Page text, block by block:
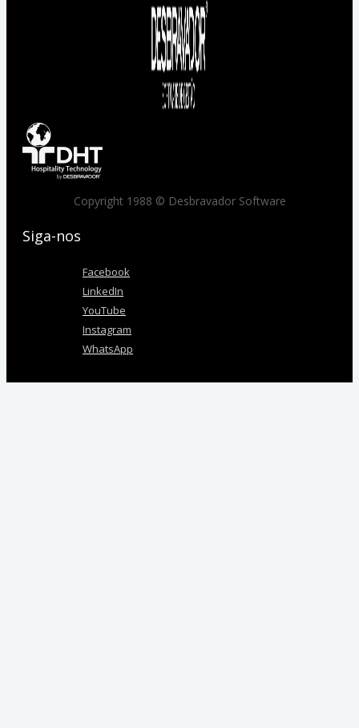
Copyright 1988 © Desbravador Software
Siga-nos
Facebook
LinkedIn
YouTube
Instagram
WhatsApp